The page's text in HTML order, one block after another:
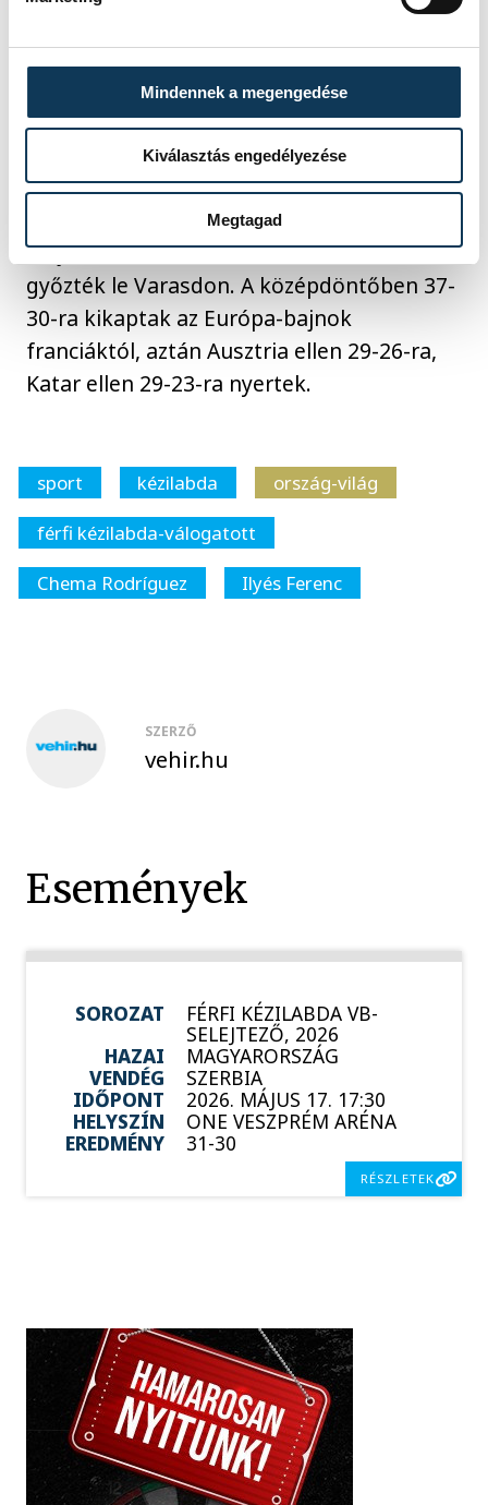
Mindennek a megengedése
Kiválasztás engedélyezése
Megtagad
előtt egy góllal vezetnek a magyarok, arra
úgy reagált volna, hogy ez egy jó meccs, a
játékosok elbírták a nyomást, "de a vége
sajnos nem alakult jól, nagyon sajnálom".
A magyarok a csoportkörben 27-27-es
döntetlent játszottak Észak-Macedóniával,
majd Guineát 35-18-ra, Hollandiát 36-32-re
győzték le Varasdon. A középdöntőben 37-
30-ra kikaptak az Európa-bajnok
franciáktól, aztán Ausztria ellen 29-26-ra,
Katar ellen 29-23-ra nyertek.
sport kézilabda
ország-világ
férfi kézilabda-válogatott
Chema Rodríguez
Ilyés Ferenc
SZERZŐ
vehir.hu
Események
SOROZAT FÉRFI KÉZILABDA VB-
SELEJTEZŐ, 2026
HAZAI
MAGYARORSZÁG
VENDÉG
SZERBIA
IDŐPONT
2026. MÁJUS 17. 17:30
HELYSZÍN
ONE VESZPRÉM ARÉNA
EREDMÉNY
31-30
RÉSZLETEK